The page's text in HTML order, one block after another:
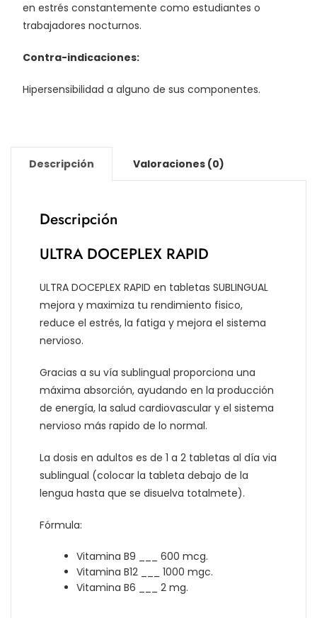
en estrés constantemente como estudiantes o
trabajadores nocturnos.
Contra-indicaciones:
Hipersensibilidad a alguno de sus componentes.
Descripción Valoraciones (0)
Descripción
ULTRA DOCEPLEX RAPID
ULTRA DOCEPLEX RAPID en tabletas SUBLINGUAL
mejora y maximiza tu rendimiento fisico,
reduce el estrés, la fatiga y mejora el sistema
nervioso.
Gracias a su vía sublingual proporciona una
máxima absorción, ayudando en la producción
de energía, la salud cardiovascular y el sistema
nervioso más rapido de lo normal.
La dosis en adultos es de 1 a 2 tabletas al día via
sublingual (colocar la tableta debajo de la
lengua hasta que se disuelva totalmete).
Fórmula:
Vitamina B9 ___ 600 mcg.
Vitamina B12 ___ 1000 mgc.
Vitamina B6 ___ 2 mg.